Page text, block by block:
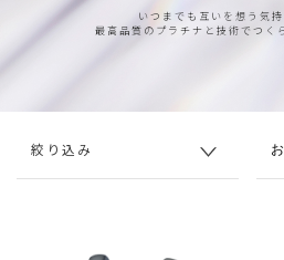
いつまでも互いを想う気
最高品質のプラチナと技術でつく
絞り込み